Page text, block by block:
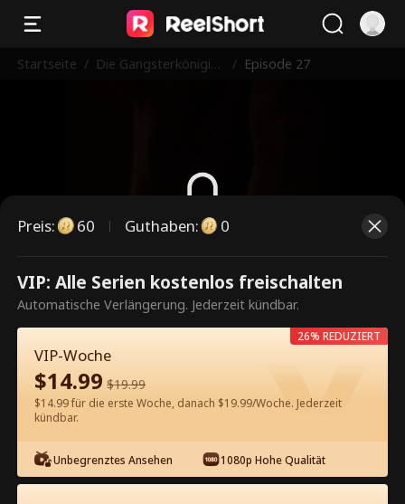
Startseite / Die Gangsterkönigin
/ Episode 27
Dies ist eine kostenpflichtige
Episode. Bitte entsperren, um
weiterzusehen.
60Jetzt entsperren
Kostenlos in der App ansehen
Preis: 60 Guthaben: 0
VIP: Alle Serien kostenlos freischalten
Automatische Verlängerung. Jederzeit kündbar.
VIP-Woche
$14.99 $19.99
$14.99 für die erste Woche, danach $19.99/Woche. Jederzeit
kündbar.
Unbegrenztes Ansehen 1080p Hohe Qualität
26% REDUZIERT